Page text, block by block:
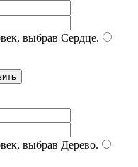
выбрав Сердце.
выбрав Дерево.